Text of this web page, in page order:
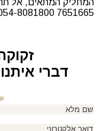
7651665 WA 054-8081800
דברי